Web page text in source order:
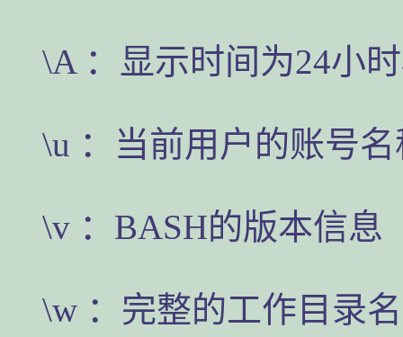
\A ：显示时间为24小
\u ：当前用户的账号名
\v ：BASH的版本信息
\w ：完整的工作目录